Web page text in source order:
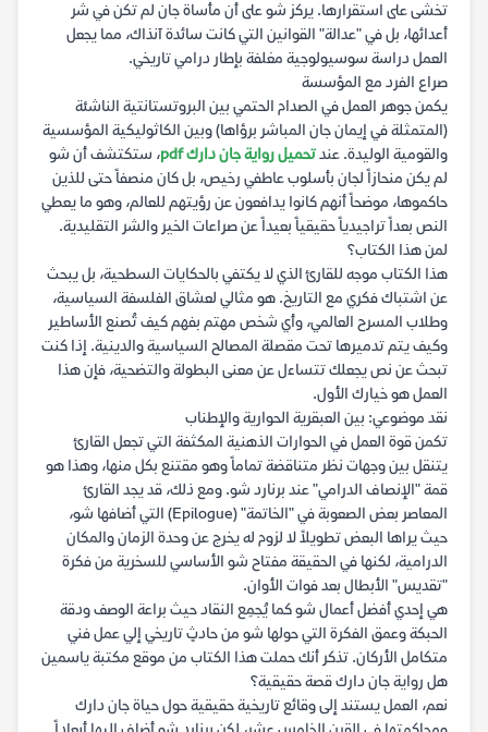
تخشى على استقرارها. يركز شو على أن مأساة جان لم تكن في شر
أعدائها، بل في "عدالة" القوانين التي كانت سائدة آنذاك، مما يجعل
العمل دراسة سوسيولوجية مغلفة بإطار درامي تاريخي.
صراع الفرد مع المؤسسة
يكمن جوهر العمل في الصدام الحتمي بين البروتستانتية الناشئة
(المتمثلة في إيمان جان المباشر برؤاها) وبين الكاثوليكية المؤسسية
والقومية الوليدة. عندتحميل رواية جان دارك pdf
، ستكتشف أن شو
لم يكن منحازاً لجان بأسلوب عاطفي رخيص، بل كان منصفاً حتى للذين
حاكموها، موضحاً أنهم كانوا يدافعون عن رؤيتهم للعالم، وهو ما يعطي
النص بعداً تراجيدياً حقيقياً بعيداً عن صراعات الخير والشر التقليدية.
لمن هذا الكتاب؟
هذا الكتاب موجه للقارئ الذي لا يكتفي بالحكايات السطحية، بل يبحث
عن اشتباك فكري مع التاريخ. هو مثالي لعشاق الفلسفة السياسية،
وطلاب المسرح العالمي، وأي شخص مهتم بفهم كيف تُصنع الأساطير
وكيف يتم تدميرها تحت مقصلة المصالح السياسية والدينية. إذا كنت
تبحث عن نص يجعلك تتساءل عن معنى البطولة والتضحية، فإن هذا
العمل هو خيارك الأول.
نقد موضوعي: بين العبقرية الحوارية والإطناب
تكمن قوة العمل في الحوارات الذهنية المكثفة التي تجعل القارئ
يتنقل بين وجهات نظر متناقضة تماماً وهو مقتنع بكل منها، وهذا هو
قمة "الإنصاف الدرامي" عند برنارد شو. ومع ذلك، قد يجد القارئ
المعاصر بعض الصعوبة في "الخاتمة" (Epilogue) التي أضافها شو،
حيث يراها البعض تطويلاً لا لزوم له يخرج عن وحدة الزمان والمكان
الدرامية، لكنها في الحقيقة مفتاح شو الأساسي للسخرية من فكرة
"تقديس" الأبطال بعد فوات الأوان.
هي إحدي أفضل أعمال شو كما يُجمِع النقاد حيث براعة الوصف ودقة
الحبكة وعمق الفكرة التي حولها شو من حادثٍ تاريخي إلي عمل فني
متكامل الأركان. تذكر أنك حملت هذا الكتاب من موقع مكتبة ياسمين
هل رواية جان دارك قصة حقيقية؟
نعم، العمل يستند إلى وقائع تاريخية حقيقية حول حياة جان دارك